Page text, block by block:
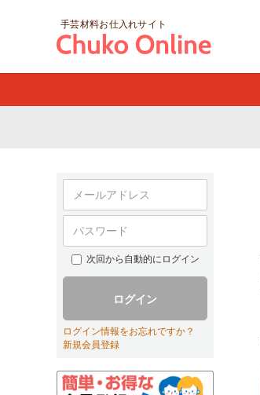
手芸材料お仕入れサイト
次回から自動的にログイン
ログイン
ログイン情報をお忘れですか？
新規会員登録